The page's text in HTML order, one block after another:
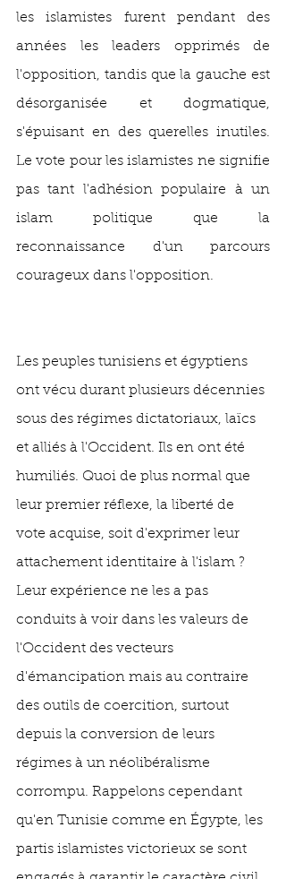
les islamistes furent pendant des
années les leaders opprimés de
l'opposition, tandis que la gauche est
désorganisée et dogmatique,
s'épuisant en des querelles inutiles.
Le vote pour les islamistes ne signifie
pas tant l'adhésion populaire à un
islam politique que la
reconnaissance d'un parcours
courageux dans l'opposition.
Les peuples tunisiens et égyptiens
ont vécu durant plusieurs décennies
sous des régimes dictatoriaux, laïcs
et alliés à l'Occident. Ils en ont été
humiliés. Quoi de plus normal que
leur premier réflexe, la liberté de
vote acquise, soit d'exprimer leur
attachement identitaire à l'islam ?
Leur expérience ne les a pas
conduits à voir dans les valeurs de
l'Occident des vecteurs
d'émancipation mais au contraire
des outils de coercition, surtout
depuis la conversion de leurs
régimes à un néolibéralisme
corrompu. Rappelons cependant
qu'en Tunisie comme en Égypte, les
partis islamistes victorieux se sont